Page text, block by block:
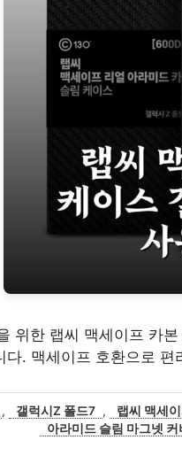
위한 랩씨 맥세이프 카
다. 맥세이프 호환으로 편
, 갤럭시Z 폴드7 , 랩씨 맥세
아라미드 슬림 마그넷 커